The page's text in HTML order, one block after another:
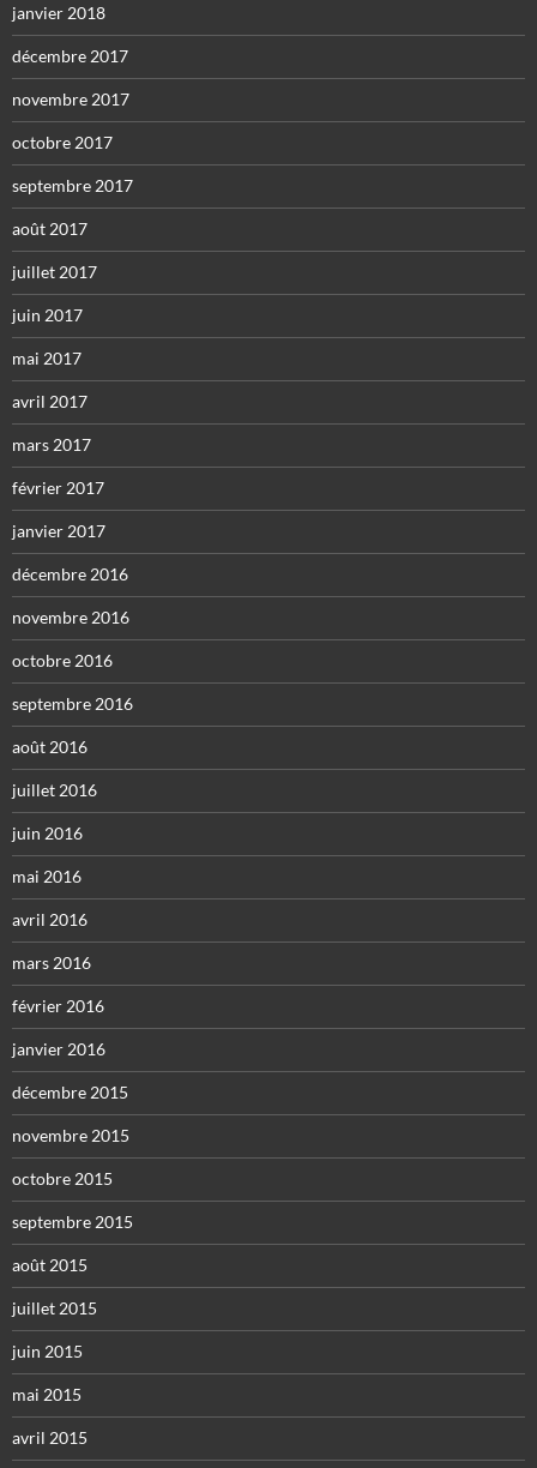
janvier 2018
décembre 2017
novembre 2017
octobre 2017
septembre 2017
août 2017
juillet 2017
juin 2017
mai 2017
avril 2017
mars 2017
février 2017
janvier 2017
décembre 2016
novembre 2016
octobre 2016
septembre 2016
août 2016
juillet 2016
juin 2016
mai 2016
avril 2016
mars 2016
février 2016
janvier 2016
décembre 2015
novembre 2015
octobre 2015
septembre 2015
août 2015
juillet 2015
juin 2015
mai 2015
avril 2015